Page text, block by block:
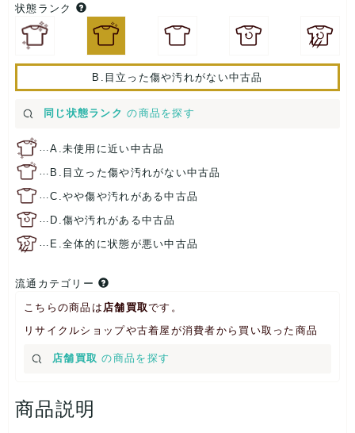
状態ランク
B.目立った傷や汚れがない中古品
同じ状態ランク の商品を探す
…A.未使用に近い中古品
… B.目立った傷や汚れがない中古品
…C.やや傷や汚れがある中古品
… D.傷や汚れがある中古品
… E.全体的に状態が悪い中古品
流通カテゴリー
こちらの商品は 店舗買取です。
リサイクルショップや古着屋が消費者から買い取った商品
店舗買取 の商品を探す
商品説明